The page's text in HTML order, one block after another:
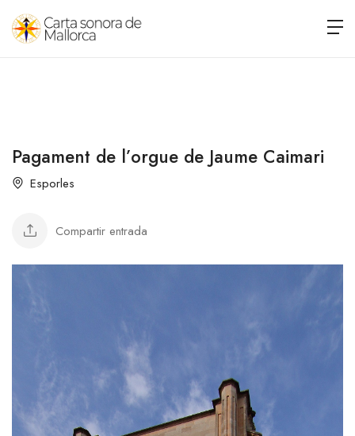
Pagament de l’orgue de Jaume Caimari
Esporles
Compartir entrada